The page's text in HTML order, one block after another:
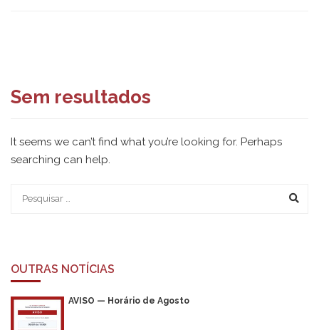
Sem resultados
It seems we can’t find what you’re looking for. Perhaps
searching can help.
OUTRAS NOTÍCIAS
AVISO — Horário de Agosto